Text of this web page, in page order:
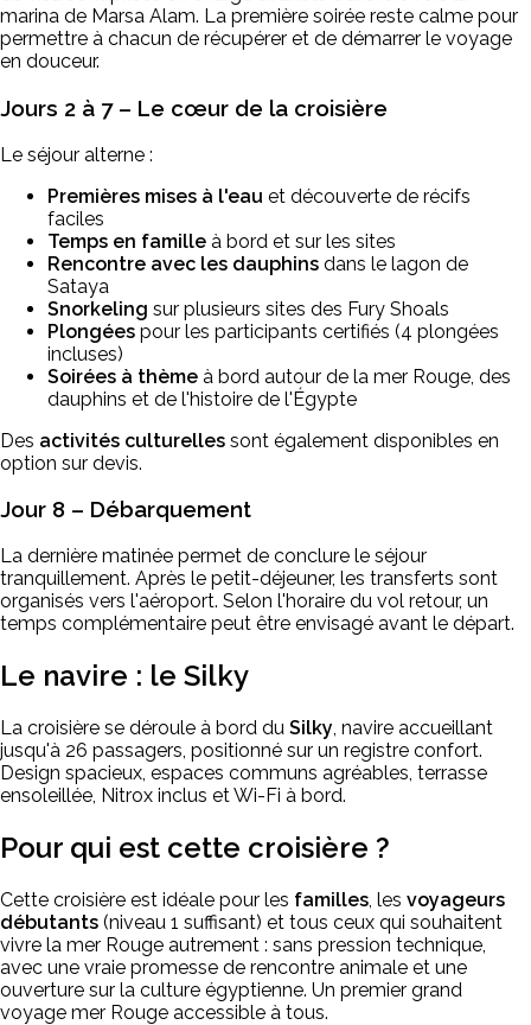
marina de Marsa Alam. La première soirée reste calme pour
permettre à chacun de récupérer et de démarrer le voyage
en douceur.
Jours 2 à 7 – Le cœur de la croisière
Le séjour alterne :
Premières mises à l'eau et découverte de récifs
faciles
Temps en famille à bord et sur les sites
Rencontre avec les dauphins dans le lagon de
Sataya
Snorkeling sur plusieurs sites des Fury Shoals
Plongées pour les participants certifiés (4 plongées
incluses)
Soirées à thème à bord autour de la mer Rouge, des
dauphins et de l'histoire de l'Égypte
Des activités culturelles sont également disponibles en
option sur devis.
Jour 8 – Débarquement
La dernière matinée permet de conclure le séjour
tranquillement. Après le petit-déjeuner, les transferts sont
organisés vers l'aéroport. Selon l'horaire du vol retour, un
temps complémentaire peut être envisagé avant le départ.
Le navire : le Silky
La croisière se déroule à bord du Silky, navire accueillant
jusqu'à 26 passagers, positionné sur un registre confort.
Design spacieux, espaces communs agréables, terrasse
ensoleillée, Nitrox inclus et Wi-Fi à bord.
Pour qui est cette croisière ?
Cette croisière est idéale pour les familles , les voyageurs
débutants (niveau 1 suffisant) et tous ceux qui souhaitent
vivre la mer Rouge autrement : sans pression technique,
avec une vraie promesse de rencontre animale et une
ouverture sur la culture égyptienne. Un premier grand
voyage mer Rouge accessible à tous.